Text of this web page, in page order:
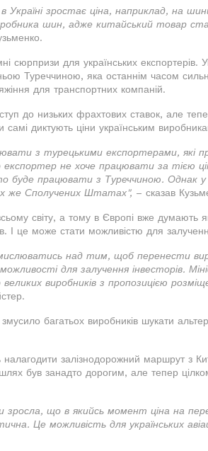
Україні зростає ціна, наприклад, на
шин, адже китайський товар
сюрпризи для українських експортерів.
Туреччиною, яка останнім часом
для транспортних компаній.
до низьких фрахтових ставок, але
самі диктують ціни українським
з турецькими експортерами, які
експортер не хоче працювати за тією
буде працювати з Туреччиною. Однак у
же Сполучених Штатах", – сказав
світу, а тому в Європі вже думають
І це може стати можливістю для
над тим, щоб перенести
для залучення інвесторів.
виробників з пропозицією
багатьох виробників шукати
залізнодорожний маршрут з
був занадто дорогим, але тепер
зросла, що в якийсь момент ціна на
Це можливість для українських